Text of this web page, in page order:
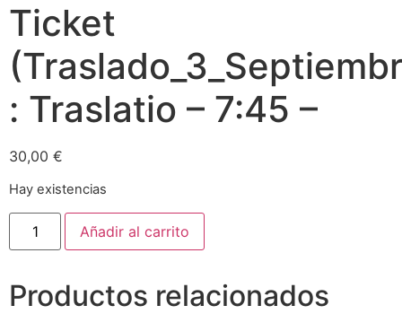
Ticket
: Traslatio – 7:45 –
30,00 €
Hay existencias
Añadir al carrito
Productos relacionados